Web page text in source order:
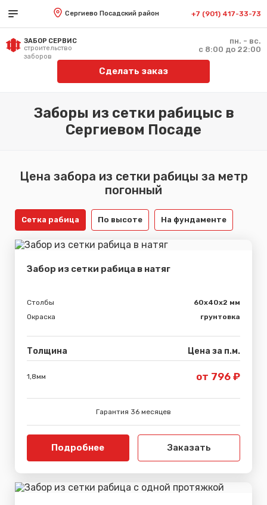
Сергиево Посадский район +7 (901) 417-33-73
ЗАБОР СЕРВИС
строительство
заборов
пн. - вс.
с 8:00 до 22:00
Сделать заказ
Заборы из сетки рабицыс в
Сергиевом Посаде
Цена забора из сетки рабицы за метр
погонный
Сетка рабица По высоте На фундаменте
Забор из сетки рабица в натяг
Столбы
60х40х2 мм
Окраска
грунтовка
Толщина Цена за п.м.
1,8мм от 796 ₽
Гарантия 36 месяцев
Подробнее Заказать